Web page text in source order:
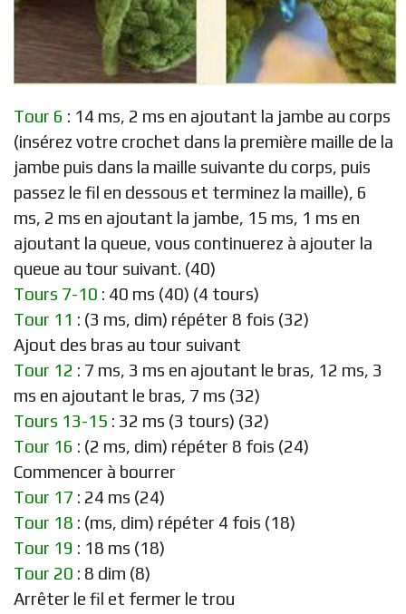
Tour 6 : 14 ms, 2 ms en ajoutant la jambe au corps
(insérez votre crochet dans la première maille de la
jambe puis dans la maille suivante du corps, puis
passez le fil en dessous et terminez la maille), 6
ms, 2 ms en ajoutant la jambe, 15 ms, 1 ms en
ajoutant la queue, vous continuerez à ajouter la
queue au tour suivant. (40)
Tours 7-10 : 40 ms (40) (4 tours)
Tour 11 : (3 ms, dim) répéter 8 fois (32)
Ajout des bras au tour suivant
Tour 12 : 7 ms, 3 ms en ajoutant le bras, 12 ms, 3
ms en ajoutant le bras, 7 ms (32)
Tours 13-15 : 32 ms (3 tours) (32)
Tour 16 : (2 ms, dim) répéter 8 fois (24)
Commencer à bourrer
Tour 17 : 24 ms (24)
Tour 18 : (ms, dim) répéter 4 fois (18)
Tour 19 : 18 ms (18)
Tour 20 : 8 dim (8)
Arrêter le fil et fermer le trou